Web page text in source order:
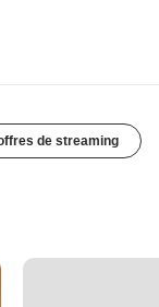
de streaming